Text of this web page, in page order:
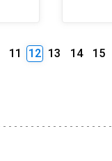
11 12 13 14 15